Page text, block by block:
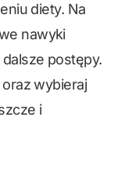
diety. Na
nawyki
postępy.
wybieraj
i